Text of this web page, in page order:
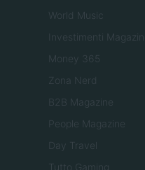
World Music
Investimenti Magazine
Money 365
Zona Nerd
B2B Magazine
People Magazine
Day Travel
Tutto Gaming